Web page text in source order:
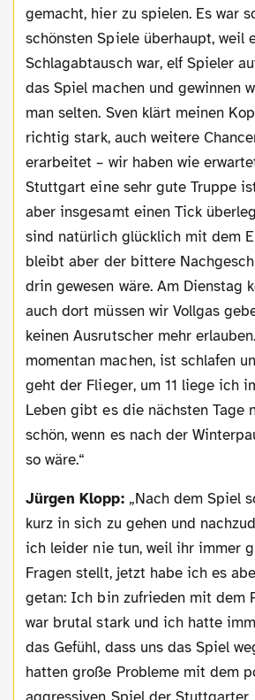
gemacht, hier zu spielen. Es war
schönsten Spiele überhaupt, weil
Schlagabtausch war, elf Spieler
das Spiel machen und gewinnen
man selten. Sven klärt meinen
richtig stark, auch weitere
erarbeitet – wir haben wie
Stuttgart eine sehr gute Truppe
aber insgesamt einen Tick
sind natürlich glücklich mit dem
bleibt aber der bittere
drin gewesen wäre. Am Dienstag
auch dort müssen wir Vollgas
keinen Ausrutscher mehr
momentan machen, ist schlafen
geht der Flieger, um 11 liege ich
Leben gibt es die nächsten Tage
schön, wenn es nach der
so wäre.“
Jürgen Klopp:„Nach dem Spiel
kurz in sich zu gehen und
ich leider nie tun, weil ihr immer
Fragen stellt, jetzt habe ich es
getan: Ich bin zufrieden mit dem
war brutal stark und ich hatte
das Gefühl, dass uns das Spiel
hatten große Probleme mit dem